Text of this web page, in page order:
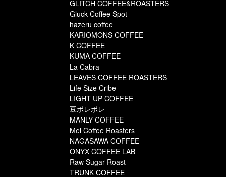
GLITCH COFFEE&ROASTERS
Gluck Coffee Spot
hazeru coffee
KARIOMONS COFFEE
K COFFEE
KUMA COFFEE
La Cabra
LEAVES COFFEE ROASTERS
Life Size Cribe
LIGHT UP COFFEE
豆ポレポレ
MANLY COFFEE
Mel Coffee Roasters
NAGASAWA COFFEE
ONYX COFFEE LAB
Raw Sugar Roast
TRUNK COFFEE